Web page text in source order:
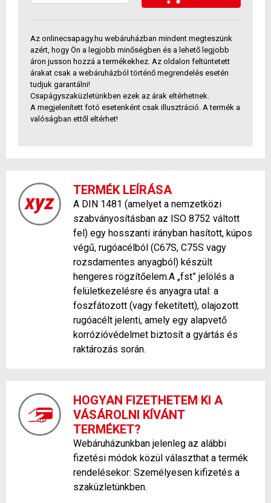
Az onlinecsapagy.hu webáruházban mindent megteszünk
azért, hogy Ön a legjobb minőségben és a lehető legjobb
áron jusson hozzá a termékekhez. Az oldalon feltüntetett
árakat csak a webáruházból történő megrendelés esetén
tudjuk garantálni!
Csapágyszaküzletünkben ezek az árak eltérhetnek.
A megjelenített fotó esetenként csak illusztráció. A termék a
valóságban ettől eltérhet!
TERMÉK LEÍRÁSA
A DIN 1481 (amelyet a nemzetközi
szabványosításban az ISO 8752 váltott
fel) egy hosszanti irányban hasított, kúpos
végű, rugóacélból (C67S, C75S vagy
rozsdamentes anyagból) készült
hengeres rögzítőelem.A „fst” jelölés a
felületkezelésre és anyagra utal: a
foszfátozott (vagy feketített), olajozott
rugóacélt jelenti, amely egy alapvető
korrózióvédelmet biztosít a gyártás és
raktározás során.
HOGYAN FIZETHETEM KI A
VÁSÁROLNI KÍVÁNT
TERMÉKET?
Webáruházunkban jelenleg az alábbi
fizetési módok közül választhat a termék
rendelésekor: Személyesen kifizetés a
szaküzletünkben.